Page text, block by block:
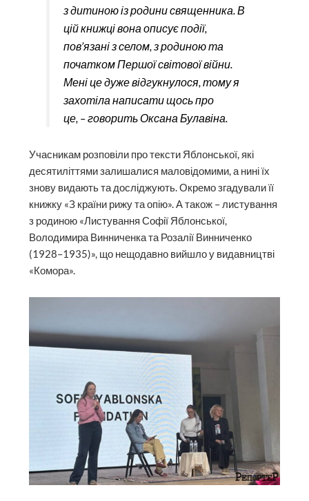
з дитиною із родини священника. В
цій книжці вона описує події,
пов’язані з селом, з родиною та
початком Першої світової війни.
Мені це дуже відгукнулося, тому я
захотіла написати щось про
це, – говорить Оксана Булавіна.
Учасникам розповіли про тексти Яблонської, які
десятиліттями залишалися маловідомими, а нині їх
знову видають та досліджують. Окремо згадували її
книжку «З країни рижу та опію». А також – листування
з родиною «Листування Софії Яблонської,
Володимира Винниченка та Розалії Винниченко
(1928–1935)», що нещодавно вийшло у видавництві
«Комора».